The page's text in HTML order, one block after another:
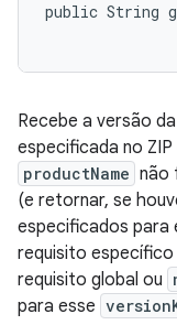
public String
Recebe a versão
especificada no
productName não
(e retornar, se
especificados para
requisito
requisito global ou
para esse